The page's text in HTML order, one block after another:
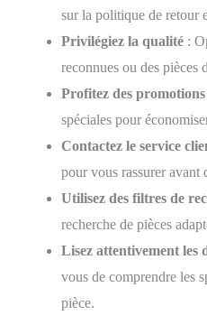
sur la politique de retour
Privilégiez la qualité :
reconnues ou des pièces
Profitez des promotions
spéciales pour
Contactez le service
pour vous rassurer avant
Utilisez des filtres de
recherche de pièces
Lisez attentivement les
vous de comprendre les
pièce.